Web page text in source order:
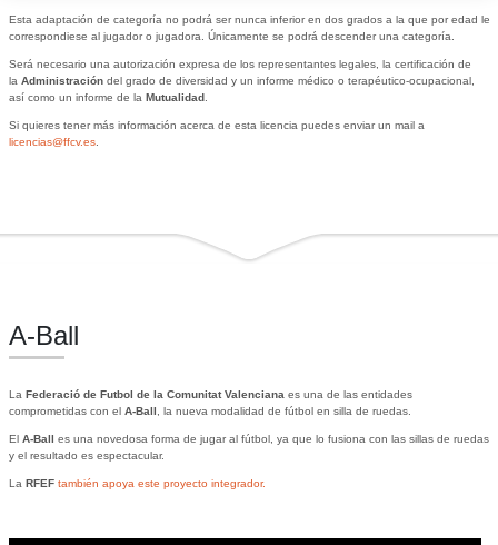
Esta adaptación de categoría no podrá ser nunca inferior en dos grados a la que por edad le
correspondiese al jugador o jugadora. Únicamente se podrá descender una categoría.
Será necesario una autorización expresa de los representantes legales, la certificación de
la Administracióndel grado de diversidad y un informe médico o terapéutico-ocupacional,
así como un informe de la Mutualidad.
Si quieres tener más información acerca de esta licencia puedes enviar un mail a
licencias@ffcv.es.
A-Ball
La Federació de Futbol de la Comunitat Valenciana es una de las entidades
comprometidas con el A-Ball , la nueva modalidad de fútbol en silla de ruedas.
El A-Ball es una novedosa forma de jugar al fútbol, ya que lo fusiona con las sillas de ruedas
y el resultado es espectacular.
La RFEFtambién apoya este proyecto integrador.